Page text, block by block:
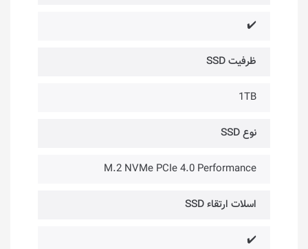
✔️
ظرفیت SSD
1TB
نوع SSD
M.2 NVMe PCIe 4.0 Performance
اسلات ارتقاء SSD
✔️